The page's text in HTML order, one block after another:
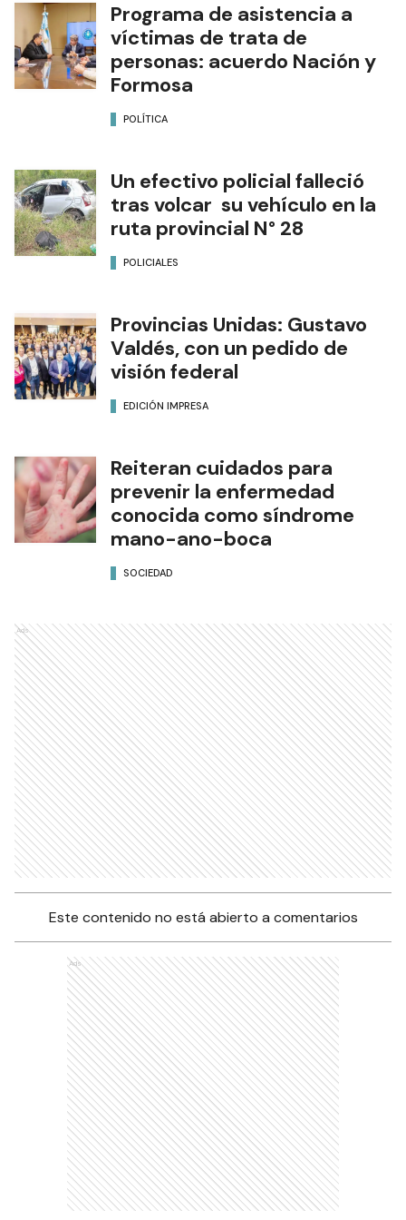
Programa de asistencia a
víctimas de trata de
personas: acuerdo Nación y
Formosa
POLÍTICA
Un efectivo policial falleció
tras volcar su vehículo en la
ruta provincial N° 28
POLICIALES
Provincias Unidas: Gustavo
Valdés, con un pedido de
visión federal
EDICIÓN IMPRESA
Reiteran cuidados para
prevenir la enfermedad
conocida como síndrome
mano-ano-boca
SOCIEDAD
Ads
Este contenido no está abierto a comentarios
Ads